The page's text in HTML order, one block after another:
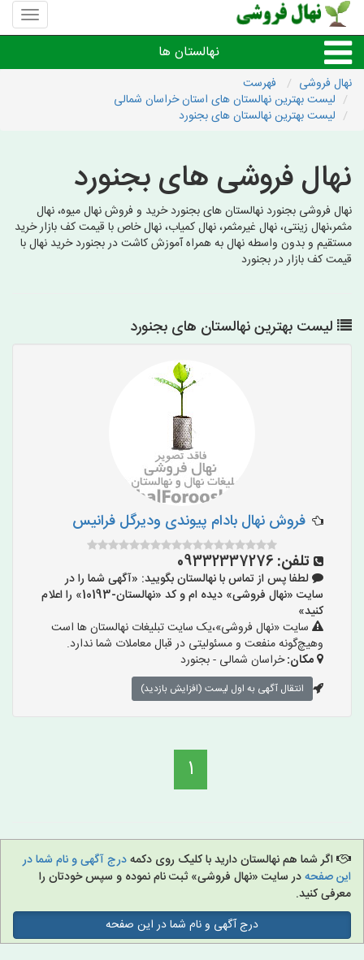
منوی
سایت
فروشی
نهالستان ها
نهال های مثمر،میوه
نهال های کمیاب،خاص
نهالستان های شهرها
نهال فروشی
فهرست
لیست بهترین نهالستان های استان خراسان شمالی
لیست بهترین نهالستان های بجنورد
نهال فروشی های بجنورد
نهال فروشی بجنورد نهالستان های بجنورد خرید و فروش نهال میوه، نهال
مثمر،نهال زینتی، نهال غیرمثمر، نهال کمیاب، نهال خاص با قیمت کف بازار خرید
مستقیم و بدون واسطه نهال به همراه آموزش کاشت در بجنورد خرید نهال با
قیمت کف بازار در بجنورد
لیست بهترین نهالستان های بجنورد
فروش نهال بادام پیوندی ودیرگل فرانیس
تلفن: 09332337276
لطفا پس از تماس با نهالستان بگویید: «آگهی شما را در
سایت «نهال فروشی» دیده ام و کد «نهالستان-10193» را اعلام
کنید»
سایت «نهال فروشی»،یک سایت تبلیغات نهالستان ها است
وهیچ‌گونه منفعت و مسئولیتی در قبال معاملات شما ندارد.
مکان:خراسان شمالی - بجنورد
انتقال آگهی به اول لیست (افزایش بازدید)
1
اگر شما هم نهالستان دارید با کلیک روی دکمهدرج آگهی و نام شما در
این صفحهدر سایت «نهال فروشی» ثبت نام نموده و سپس خودتان را
معرفی کنید.
درج آگهی و نام شما در این صفحه